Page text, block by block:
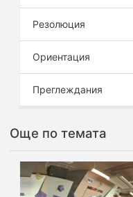
Резолюция
Ориентация
Преглеждания
Още по темата